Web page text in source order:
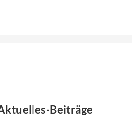
Beiträge